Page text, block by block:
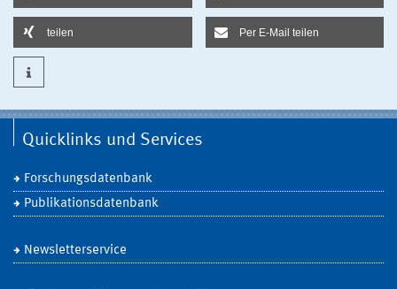
teilen Per E-Mail teilen
Quicklinks und Services
Forschungsdatenbank
Publikationsdatenbank
Newsletterservice